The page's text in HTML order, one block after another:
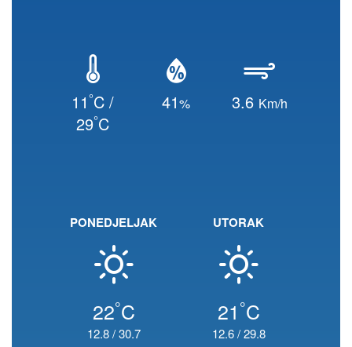
11°C /
29°C
41% 3.6 Km/h
PONEDJELJAK
22°C
12.8/30.7
UTORAK
21 °C
12.6/29.8